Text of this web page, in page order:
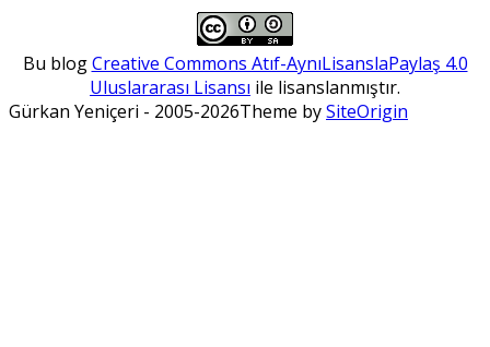
Bu blogCreative Commons Atıf-AynıLisanslaPaylaş 4.0
Uluslararası Lisansı ile lisanslanmıştır.
Gürkan Yeniçeri - 2005-2026Theme bySiteOrigin